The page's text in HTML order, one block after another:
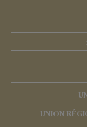
UNION